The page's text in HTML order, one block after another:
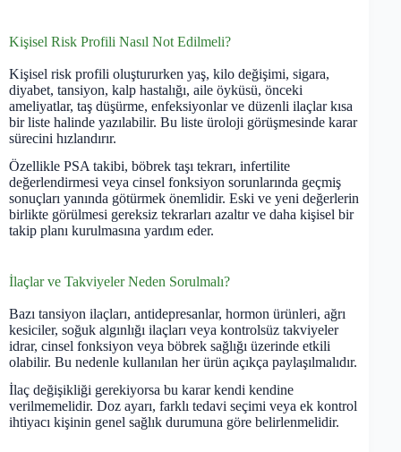
Kişisel Risk Profili Nasıl Not Edilmeli?
Kişisel risk profili oluştururken yaş, kilo değişimi, sigara,
diyabet, tansiyon, kalp hastalığı, aile öyküsü, önceki
ameliyatlar, taş düşürme, enfeksiyonlar ve düzenli ilaçlar kısa
bir liste halinde yazılabilir. Bu liste üroloji görüşmesinde karar
sürecini hızlandırır.
Özellikle PSA takibi, böbrek taşı tekrarı, infertilite
değerlendirmesi veya cinsel fonksiyon sorunlarında geçmiş
sonuçları yanında götürmek önemlidir. Eski ve yeni değerlerin
birlikte görülmesi gereksiz tekrarları azaltır ve daha kişisel bir
takip planı kurulmasına yardım eder.
İlaçlar ve Takviyeler Neden Sorulmalı?
Bazı tansiyon ilaçları, antidepresanlar, hormon ürünleri, ağrı
kesiciler, soğuk algınlığı ilaçları veya kontrolsüz takviyeler
idrar, cinsel fonksiyon veya böbrek sağlığı üzerinde etkili
olabilir. Bu nedenle kullanılan her ürün açıkça paylaşılmalıdır.
İlaç değişikliği gerekiyorsa bu karar kendi kendine
verilmemelidir. Doz ayarı, farklı tedavi seçimi veya ek kontrol
ihtiyacı kişinin genel sağlık durumuna göre belirlenmelidir.